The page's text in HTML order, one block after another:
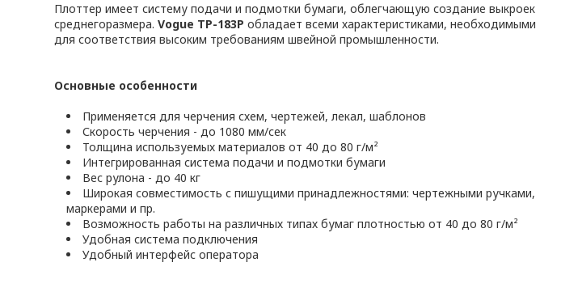
Плоттер имеет систему подачи и подмотки бумаги, облегчающую создание выкроек
среднегоразмера.Vogue TP-183P обладает всеми характеристиками, необходимыми
для соответствия высоким требованиям швейной промышленности.
Основные особенности
Применяется для черчения схем, чертежей, лекал, шаблонов
Скорость черчения - до 1080 мм/сек
Толщина используемых материалов от 40 до 80 г/м²
Интегрированная система подачи и подмотки бумаги
Вес рулона - до 40 кг
Широкая совместимость с пишущими принадлежностями: чертежными ручками,
маркерами и пр.
Возможность работы на различных типах бумаг плотностью от 40 до 80 г/м²
Удобная система подключения
Удобный интерфейс оператора